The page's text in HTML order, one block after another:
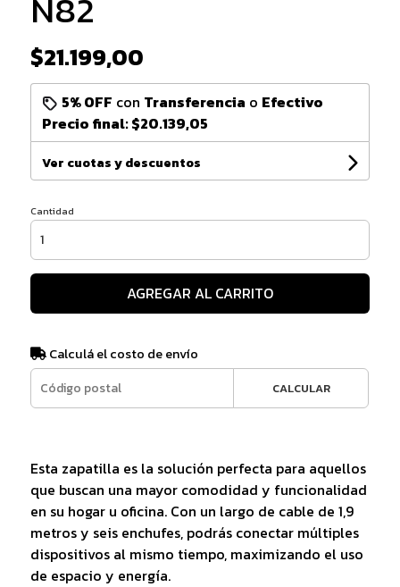
$21.199,00
5% OFF con Transferencia o Efectivo
Precio final:$20.139,05
Ver cuotas y descuentos
Cantidad
AGREGAR AL CARRITO
Calculá el costo de envío
CALCULAR
Esta zapatilla es la solución perfecta para aquellos
que buscan una mayor comodidad y funcionalidad
en su hogar u oficina. Con un largo de cable de 1,9
metros y seis enchufes, podrás conectar múltiples
dispositivos al mismo tiempo, maximizando el uso
de espacio y energía.